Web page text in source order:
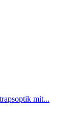
mit...